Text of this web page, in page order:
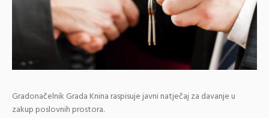
Gradonačelnik Grada Knina raspisuje javni natječaj za davanje u
zakup poslovnih prostora.